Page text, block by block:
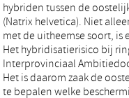
hybriden tussen de
(Natrix helvetica). Niet
met de uitheemse soort, is
Het hybridisatierisico bij
Interprovinciaal
Het is daarom zaak de
te bepalen welke